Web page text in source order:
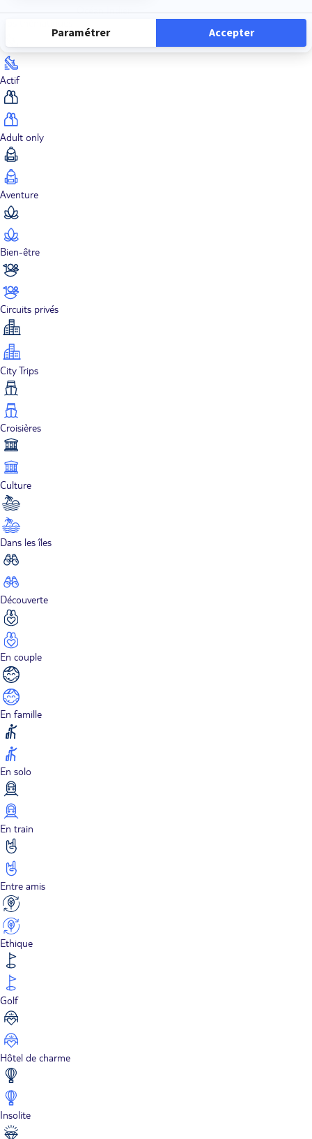
Océan Indien
Actif
Adult only
Aventure
Bien-être
Circuits privés
City Trips
Croisières
Culture
Dans les îles
Découverte
En couple
En famille
En solo
En train
Entre amis
Ethique
Golf
Hôtel de charme
Insolite